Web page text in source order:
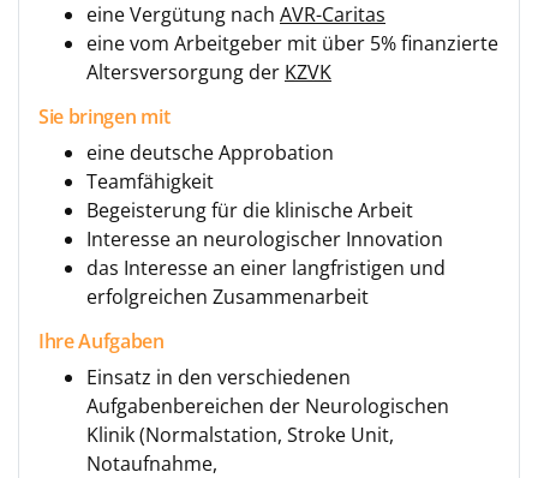
eine Vergütung nach AVR-Caritas
eine vom Arbeitgeber mit über 5% finanzierte
Altersversorgung der KZVK
Sie bringen mit
eine deutsche Approbation
Teamfähigkeit
Begeisterung für die klinische Arbeit
Interesse an neurologischer Innovation
das Interesse an einer langfristigen und
erfolgreichen Zusammenarbeit
Ihre Aufgaben
Einsatz in den verschiedenen
Aufgabenbereichen der Neurologischen
Klinik (Normalstation, Stroke Unit,
Notaufnahme,